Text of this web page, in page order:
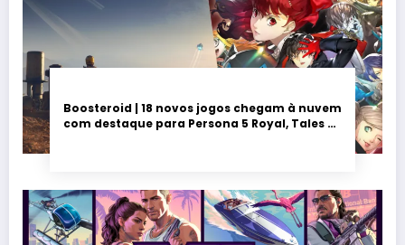
Boosteroid | 18 novos jogos chegam à nuvem
com destaque para Persona 5 Royal, Tales of